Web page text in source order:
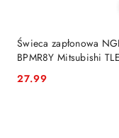
Świeca zapłonowa
BPMR8Y Mitsubishi
DOLMAR
Cena:
27.99